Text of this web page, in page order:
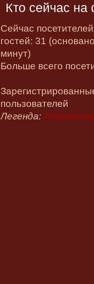
Кто сейчас
Сейчас
гостей: 31
минут)
Больше всего
пользователей
Легенда: